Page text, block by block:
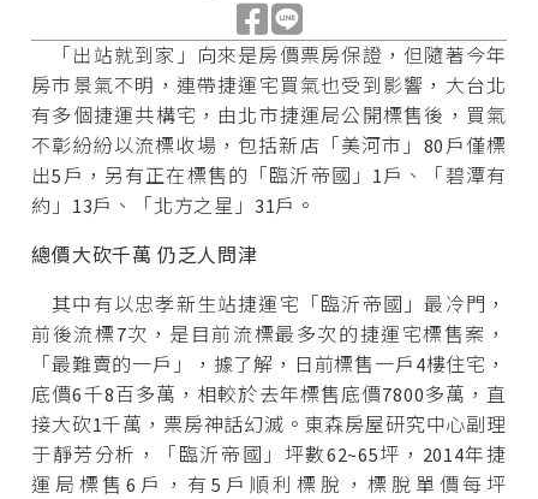
「出站就到家」向來是房價票房保證，但隨著今年
房市景氣不明，連帶捷運宅買氣也受到影響，大台北
有多個捷運共構宅，由北市捷運局公開標售後，買氣
不彰紛紛以流標收場，包括新店「美河市」80戶僅標
出5戶，另有正在標售的「臨沂帝國」1戶、「碧潭有
約」13戶、「北方之星」31戶。
總價大砍千萬 仍乏人問津
其中有以忠孝新生站捷運宅「臨沂帝國」最冷門，
前後流標7次，是目前流標最多次的捷運宅標售案，
「最難賣的一戶」，據了解，日前標售一戶4樓住宅，
底價6千8百多萬，相較於去年標售底價7800多萬，直
接大砍1千萬，票房神話幻滅。東森房屋研究中心副理
于靜芳分析，「臨沂帝國」坪數62~65坪，2014年捷
運局標售6戶，有5戶順利標脫，標脫單價每坪